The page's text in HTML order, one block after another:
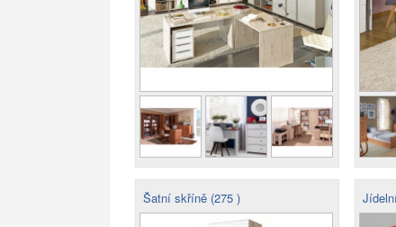
Šatní skříně (275 )